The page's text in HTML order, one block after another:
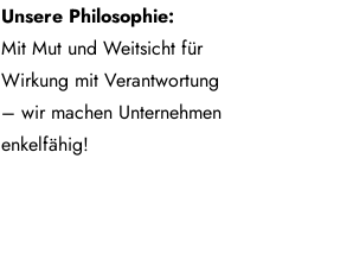
Unsere Philosophie:
Mit Mut und Weitsicht für
Wirkung mit Verantwortung
– wir machen Unternehmen
enkelfähig!